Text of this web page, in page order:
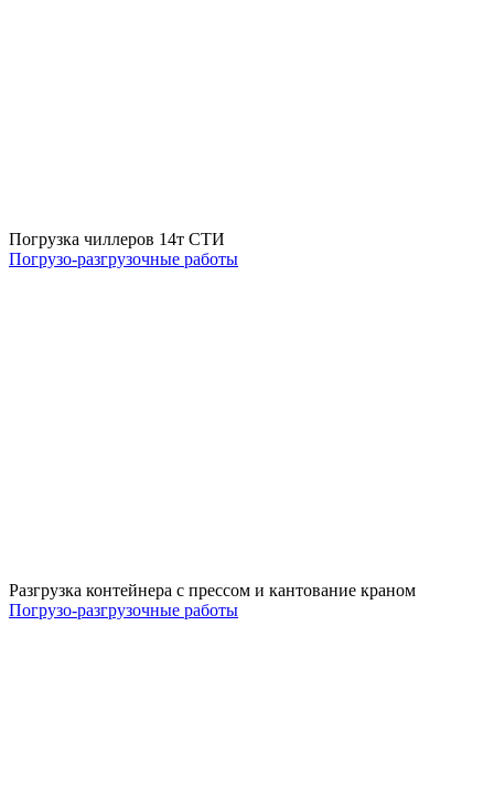
Погрузка чиллеров 14т СТИ
Погрузо-разгрузочные работы
Разгрузка контейнера с прессом и кантование краном
Погрузо-разгрузочные работы